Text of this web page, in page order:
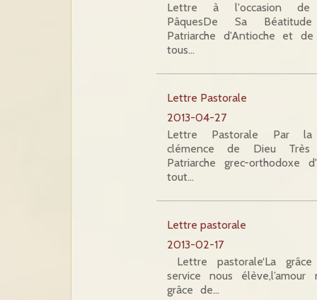
Lettre à l'occasion
PâquesDe Sa
Patriarche d'Antioche et
tous…
Lettre Pastorale
2013-04-27
Lettre Pastorale Par
clémence de Dieu
Patriarche grec-orthodoxe
tout…
Lettre pastorale
2013-02-17
Lettre pastorale‘La
service nous élève,l’amour
grâce de…